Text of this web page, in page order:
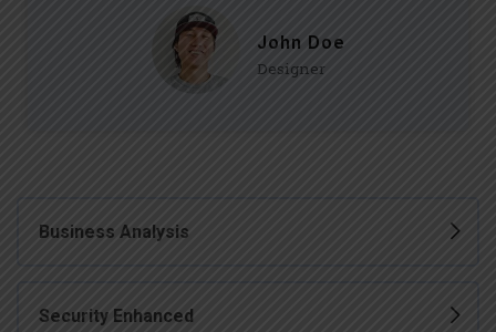
John Doe
Designer
Business Analysis
Security Enhanced